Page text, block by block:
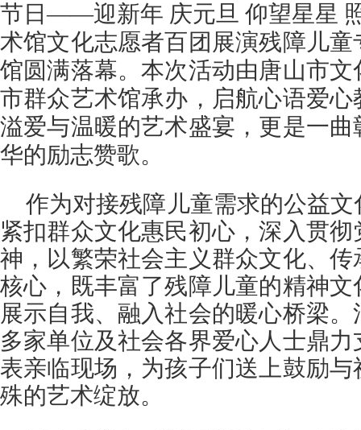
节日——迎新年 庆元旦 仰望星星
术馆文化志愿者百团展演残障儿
馆圆满落幕。本次活动由唐山市
市群众艺术馆承办，启航心语爱
溢爱与温暖的艺术盛宴，更是一
华的励志赞歌。
作为对接残障儿童需求的公益
紧扣群众文化惠民初心，深入贯
神，以繁荣社会主义群众文化、
核心，既丰富了残障儿童的精神
展示自我、融入社会的暖心桥梁
多家单位及社会各界爱心人士鼎
表亲临现场，为孩子们送上鼓励
殊的艺术绽放。